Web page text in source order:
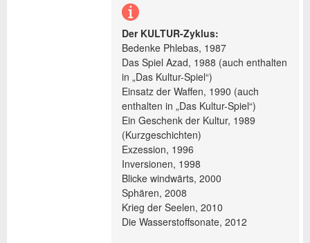
Der KULTUR-Zyklus:
Bedenke Phlebas, 1987
Das Spiel Azad, 1988 (auch enthalten
in „Das Kultur-Spiel“)
Einsatz der Waffen, 1990 (auch
enthalten in „Das Kultur-Spiel“)
Ein Geschenk der Kultur, 1989
(Kurzgeschichten)
Exzession, 1996
Inversionen, 1998
Blicke windwärts, 2000
Sphären, 2008
Krieg der Seelen, 2010
Die Wasserstoffsonate, 2012